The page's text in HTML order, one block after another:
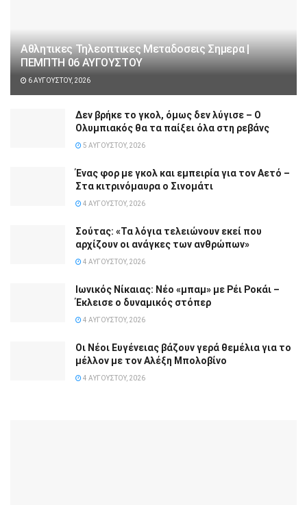
Αθλητικες Τηλεοπτικες Μεταδοσεις Σημερα |
ΠΕΜΠΤΗ 06 ΑΥΓΟΥΣΤΟΥ
6 ΑΥΓΟΎΣΤΟΥ, 2026
Δεν βρήκε το γκολ, όμως δεν λύγισε – Ο
Ολυμπιακός θα τα παίξει όλα στη ρεβάνς
5 ΑΥΓΟΎΣΤΟΥ, 2026
Ένας φορ με γκολ και εμπειρία για τον Αετό –
Στα κιτρινόμαυρα ο Σινομάτι
4 ΑΥΓΟΎΣΤΟΥ, 2026
Σούτας: «Τα λόγια τελειώνουν εκεί που
αρχίζουν οι ανάγκες των ανθρώπων»
4 ΑΥΓΟΎΣΤΟΥ, 2026
Ιωνικός Νίκαιας: Νέο «μπαμ» με Ρέι Ροκάι –
Έκλεισε ο δυναμικός στόπερ
4 ΑΥΓΟΎΣΤΟΥ, 2026
Οι Νέοι Ευγένειας βάζουν γερά θεμέλια για το
μέλλον με τον Αλέξη Μπολοβίνο
4 ΑΥΓΟΎΣΤΟΥ, 2026